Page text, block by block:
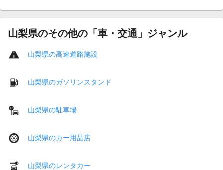
山梨県のその他の「車・交通」ジャンル
山梨県の高速道路施設
山梨県のガソリンスタンド
山梨県の駐車場
山梨県のカー用品店
山梨県のレンタカー